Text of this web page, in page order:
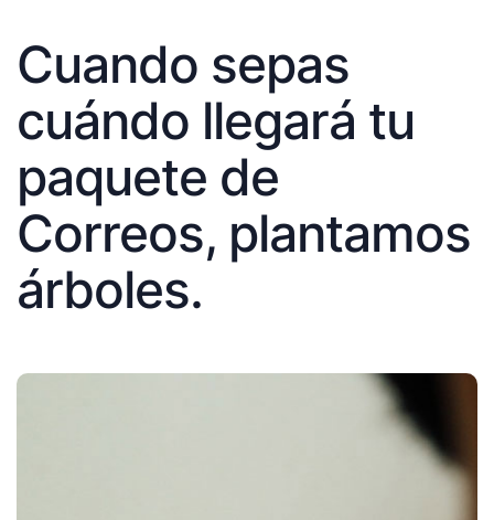
Cuando sepas
cuándo llegará tu
paquete de
Correos, plantamos
árboles.